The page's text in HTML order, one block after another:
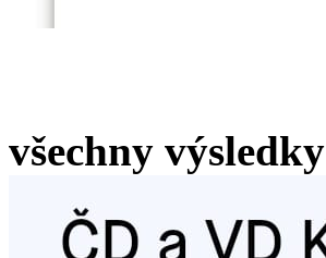
všechny výsledky